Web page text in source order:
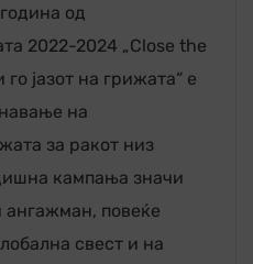
од
2022-2024 „Close the
јазот на грижата“ е
на
за ракот низ
кампања значи
ангажман, повеќе
свест и на